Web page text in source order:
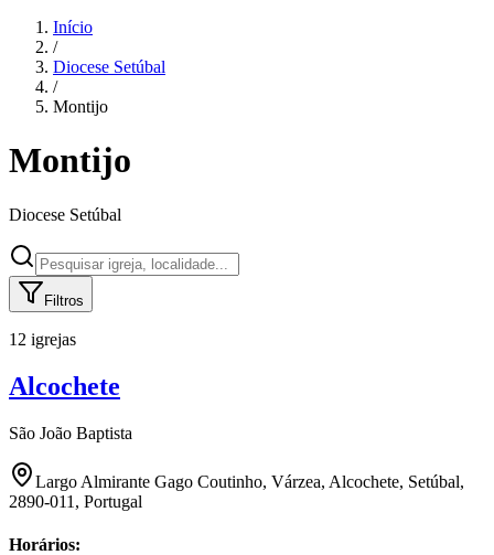
Início
/
Diocese Setúbal
/
Montijo
Montijo
Diocese Setúbal
Filtros
12 igrejas
Alcochete
São João Baptista
Largo Almirante Gago Coutinho, Várzea, Alcochete, Setúbal,
2890-011, Portugal
Horários: